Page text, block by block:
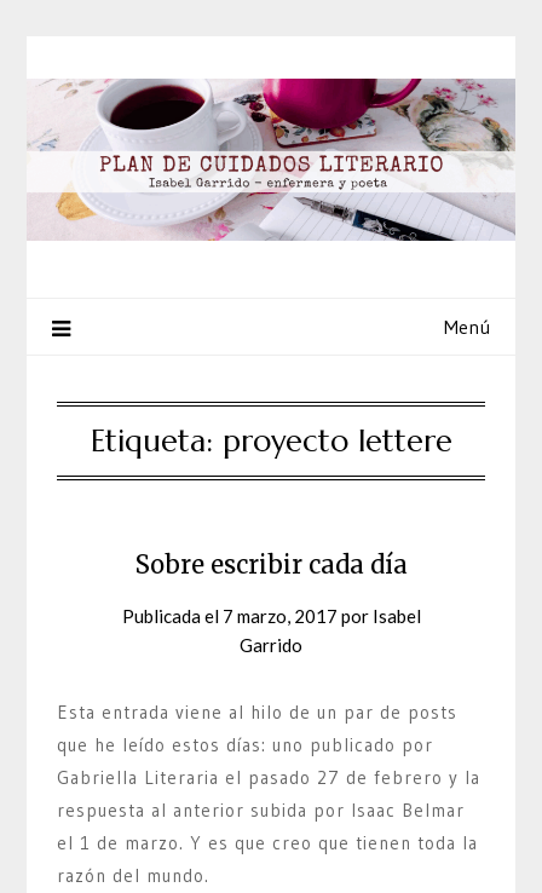
contenido
Menú
Etiqueta: proyecto lettere
Sobre escribir cada día
Publicada el 7 marzo, 2017 por Isabel
Garrido
Esta entrada viene al hilo de un par de posts
que he leído estos días: uno publicado por
Gabriella Literaria el pasado 27 de febrero y la
respuesta al anterior subida por Isaac Belmar
el 1 de marzo. Y es que creo que tienen toda la
razón del mundo.